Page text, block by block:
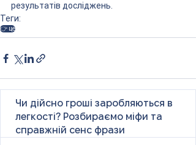
результатів досліджень.
Теги:
👉 це
Чи дійсно гроші заробляються в
легкості? Розбираємо міфи та
справжній сенс фрази